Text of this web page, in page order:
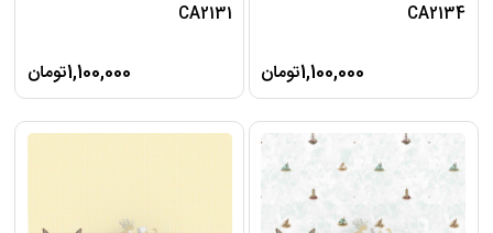
CA2134
1,100,000تومان
CA2131
1,100,000تومان